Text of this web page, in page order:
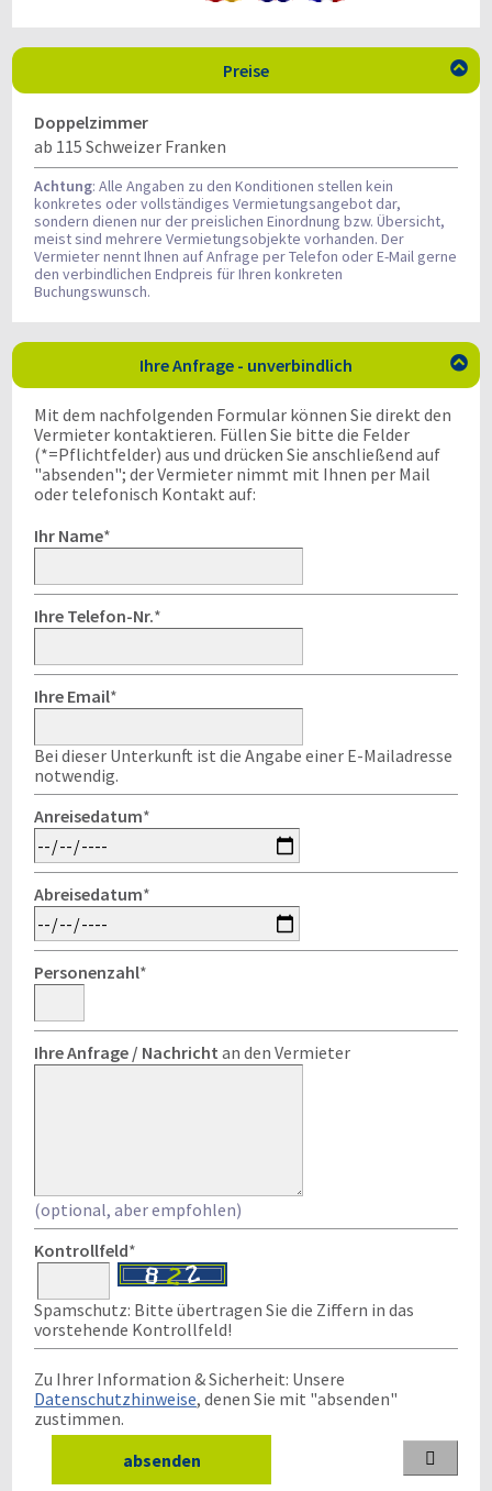
Preise 
Doppelzimmer
ab 115 Schweizer Franken
Achtung: Alle Angaben zu den Konditionen stellen kein
konkretes oder vollständiges Vermietungsangebot dar,
sondern dienen nur der preislichen Einordnung bzw. Übersicht,
meist sind mehrere Vermietungsobjekte vorhanden. Der
Vermieter nennt Ihnen auf Anfrage per Telefon oder E-Mail gerne
den verbindlichen Endpreis für Ihren konkreten
Buchungswunsch.
Ihre Anfrage - unverbindlich 
Mit dem nachfolgenden Formular können Sie direkt den
Vermieter kontaktieren. Füllen Sie bitte die Felder
(*=Pflichtfelder) aus und drücken Sie anschließend auf
"absenden"; der Vermieter nimmt mit Ihnen per Mail
oder telefonisch Kontakt auf:
Ihr Name*
Ihre Telefon-Nr.*
Ihre Email*
Bei dieser Unterkunft ist die Angabe einer E-Mailadresse
notwendig.
Anreisedatum*
Abreisedatum*
Personenzahl*
Ihre Anfrage / Nachricht an den Vermieter
(optional, aber empfohlen)
Kontrollfeld*
Spamschutz: Bitte übertragen Sie die Ziffern in das
vorstehende Kontrollfeld!
Zu Ihrer Information & Sicherheit: Unsere
Datenschutzhinweise, denen Sie mit "absenden"
zustimmen.
